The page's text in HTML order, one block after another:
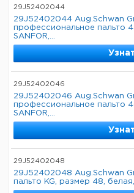
29J52402044
29J52402044 Aug.Schwan
профессиональное пальто
SANFOR,...
29J52402046
29J52402046 Aug.Schwan
профессиональное пальто
SANFOR,...
29J52402048
29J52402048 Aug.Schwan
пальто KG, размер 48, белая,